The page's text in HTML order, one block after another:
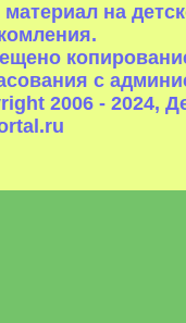
материал на
с
2006 - 2024,